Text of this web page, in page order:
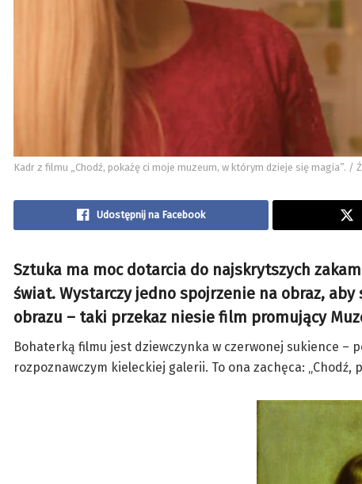
Kadr z filmu „Chodź, pokażę ci moje muzeum, w którym dzieje się magia”. /
Udostępnij na Facebook
Sztuka ma moc dotarcia do najskrytszych
świat. Wystarczy jedno spojrzenie na obraz, aby
obrazu – taki przekaz niesie film promujący
Bohaterką filmu jest dziewczynka w czerwonej sukience –
rozpoznawczym kieleckiej galerii. To ona zachęca: „Chodź,